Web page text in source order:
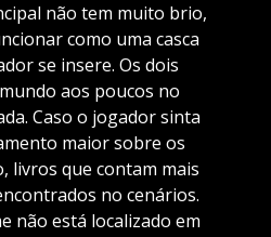
não tem muito brio,
como uma casca
se insere. Os dois
aos poucos no
Caso o jogador sinta
maior sobre os
livros que contam mais
no cenários.
não está localizado em